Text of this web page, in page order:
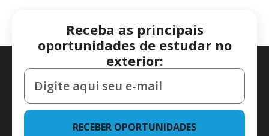
Receba as principais
oportunidades de estudar no
exterior:
RECEBER OPORTUNIDADES